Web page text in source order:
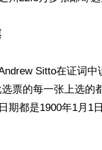
Sitto在证词
票的每一张上选
期都是1900年1月1